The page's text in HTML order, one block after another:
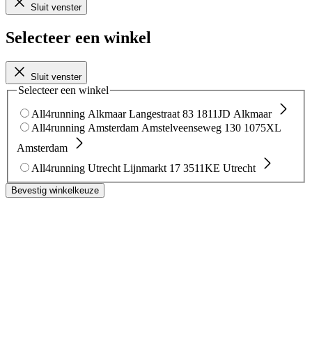
Sluit venster
Selecteer een winkel
Sluit venster
Selecteer een winkel
All4running Alkmaar Langestraat 83 1811JD Alkmaar
All4running Amsterdam Amstelveenseweg 130 1075XL
Amsterdam
All4running Utrecht Lijnmarkt 17 3511KE Utrecht
Bevestig winkelkeuze